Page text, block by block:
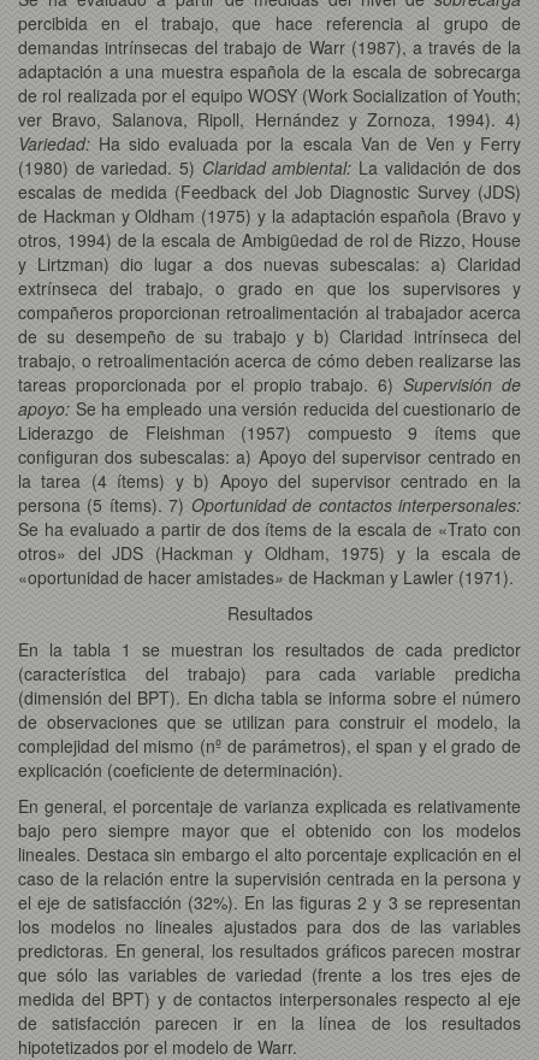
percibida en el trabajo, que hace referencia al grupo de
demandas intrínsecas del trabajo de Warr (1987), a través de la
adaptación a una muestra española de la escala de sobrecarga
de rol realizada por el equipo WOSY (Work Socialization of Youth;
ver Bravo, Salanova, Ripoll, Hernández y Zornoza, 1994). 4)
Variedad: Ha sido evaluada por la escala Van de Ven y Ferry
(1980) de variedad. 5) Claridad ambiental: La validación de dos
escalas de medida (Feedback del Job Diagnostic Survey (JDS)
de Hackman y Oldham (1975) y la adaptación española (Bravo y
otros, 1994) de la escala de Ambigüedad de rol de Rizzo, House
y Lirtzman) dio lugar a dos nuevas subescalas: a) Claridad
extrínseca del trabajo, o grado en que los supervisores y
compañeros proporcionan retroalimentación al trabajador acerca
de su desempeño de su trabajo y b) Claridad intrínseca del
trabajo, o retroalimentación acerca de cómo deben realizarse las
tareas proporcionada por el propio trabajo. 6)Supervisión de
apoyo: Se ha empleado una versión reducida del cuestionario de
Liderazgo de Fleishman (1957) compuesto 9 ítems que
configuran dos subescalas: a) Apoyo del supervisor centrado en
la tarea (4 ítems) y b) Apoyo del supervisor centrado en la
persona (5 ítems). 7) Oportunidad de contactos interpersonales:
Se ha evaluado a partir de dos ítems de la escala de «Trato con
otros» del JDS (Hackman y Oldham, 1975) y la escala de
«oportunidad de hacer amistades» de Hackman y Lawler (1971).
Resultados
En la tabla 1 se muestran los resultados de cada predictor
(característica del trabajo) para cada variable predicha
(dimensión del BPT). En dicha tabla se informa sobre el número
de observaciones que se utilizan para construir el modelo, la
complejidad del mismo (nº de parámetros), el span y el grado de
explicación (coeficiente de determinación).
En general, el porcentaje de varianza explicada es relativamente
bajo pero siempre mayor que el obtenido con los modelos
lineales. Destaca sin embargo el alto porcentaje explicación en el
caso de la relación entre la supervisión centrada en la persona y
el eje de satisfacción (32%). En las figuras 2 y 3 se representan
los modelos no lineales ajustados para dos de las variables
predictoras. En general, los resultados gráficos parecen mostrar
que sólo las variables de variedad (frente a los tres ejes de
medida del BPT) y de contactos interpersonales respecto al eje
de satisfacción parecen ir en la línea de los resultados
hipotetizados por el modelo de Warr.